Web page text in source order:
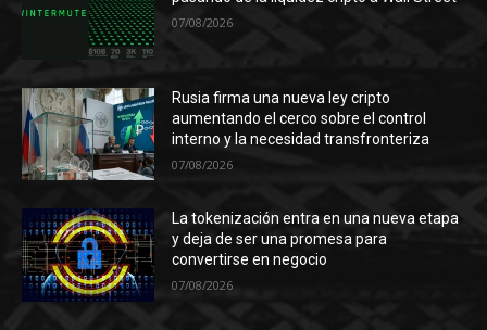
07/08/2026
Rusia firma una nueva ley cripto
aumentando el cerco sobre el control
interno y la necesidad transfronteriza
07/08/2026
La tokenización entra en una nueva etapa
y deja de ser una promesa para
convertirse en negocio
07/08/2026